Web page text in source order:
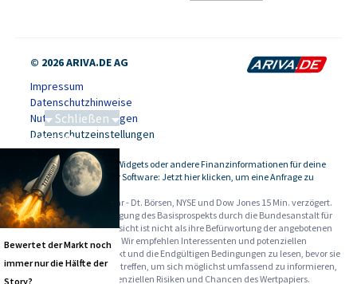
© 2026 ARIVA.DE AG
Impressum
Datenschutzhinweise
Nutzungsbedingungen
Datenschutzeinstellungen
-
Kursdaten, Widgets oder andere Finanzinformationen für deine
Website oder Software: Jetzt hier klicken, um eine Anfrage zu
stellen.
Alle Angaben ohne Gewähr - Dt. Börsen, NYSE und Dow Jones 15 Min. verzögert.
Werbehinweise:
Die Billigung des Basisprospekts durch die Bundesanstalt für
Finanzdienstleistungsaufsicht ist nicht als ihre Befürwortung der angebotenen
Wertpapiere zu verstehen. Wir empfehlen Interessenten und potenziellen
Anlegern den Basisprospekt und die Endgültigen Bedingungen zu lesen, bevor sie
eine Anlageentscheidung treffen, um sich möglichst umfassend zu informieren,
insbesondere über die potenziellen Risiken und Chancen des Wertpapiers.
Schließen
Saga bei 0,53 CAD
Bewertet der Markt noch
immer nur die Hälfte der
Story?